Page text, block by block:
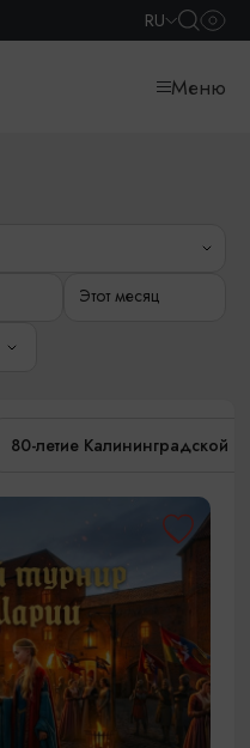
RU
Меню
Этот месяц
80-летие Калининградской